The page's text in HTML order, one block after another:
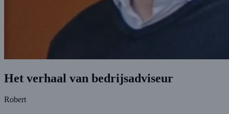
Het verhaal van bedrijsadviseur
Robert